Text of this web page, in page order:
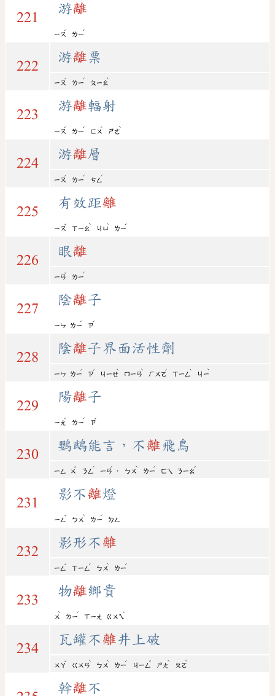
221
游離
ㄧㄡ
ˊ
ㄌㄧ
ˊ
222
游離票
ㄧㄡ
ˊ
ㄌㄧ
ˊ
ㄆㄧㄠ
ˋ
223
游離輻射
ㄧㄡ
ˊ
ㄌㄧ
ˊ
ㄈㄨ
ˊ
ㄕㄜ
ˋ
224
游離層
ㄧㄡ
ˊ
ㄌㄧ
ˊ
ㄘㄥ
ˊ
225
有效距離
ㄧㄡ
ˇ
ㄒㄧㄠ
ˋ
ㄐㄩ
ˋ
ㄌㄧ
ˊ
226
眼 離
ㄧㄢ
ˇ
ㄌㄧ
ˊ
227
陰離子
ㄧㄣ ㄌㄧ
ˊ
ㄗ
ˇ
228
陰離子界面活性劑
ㄧㄣ ㄌㄧ
ˊ
ㄗ
ˇ
ㄐㄧㄝ
ˋ
ㄇㄧㄢ
ˋ
ㄏㄨㄛ
ˊ
ㄒㄧㄥ
ˋ
ㄐㄧ
ˋ
229
陽離子
ㄧㄤ
ˊ
ㄌㄧ
ˊ
ㄗ
ˇ
230
鸚鵡能言，不離飛鳥
ㄧㄥ ㄨ
ˇ
ㄋㄥ
ˊ
ㄧㄢ
ˊ
， ㄅㄨ
ˋ
ㄌㄧ
ˊ
ㄈㄟ ㄋㄧㄠ
ˇ
231
影不離燈
ㄧㄥ
ˇ
ㄅㄨ
ˋ
ㄌㄧ
ˊ
ㄉㄥ
232
影形不離
ㄧㄥ
ˇ
ㄒㄧㄥ
ˊ
ㄅㄨ
ˋ
ㄌㄧ
ˊ
233
物離鄉貴
ㄨ
ˋ
ㄌㄧ
ˊ
ㄒㄧㄤ ㄍㄨㄟ
ˋ
234
瓦罐不離井上破
ㄨㄚ
ˇ
ㄍㄨㄢ
ˋ
ㄅㄨ
ˋ
ㄌㄧ
ˊ
ㄐㄧㄥ
ˇ
ㄕㄤ
ˋ
ㄆㄛ
ˋ
斡離不